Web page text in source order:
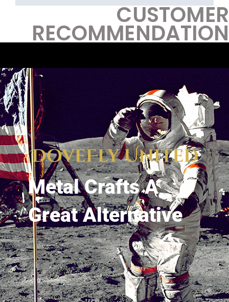
CUSTOMER
RECOMMENDATION
Metal Crafts A
Great Alternative